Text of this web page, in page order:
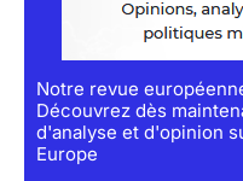
Notre revue
Découvrez dès
d'analyse et d'opinion
Europe